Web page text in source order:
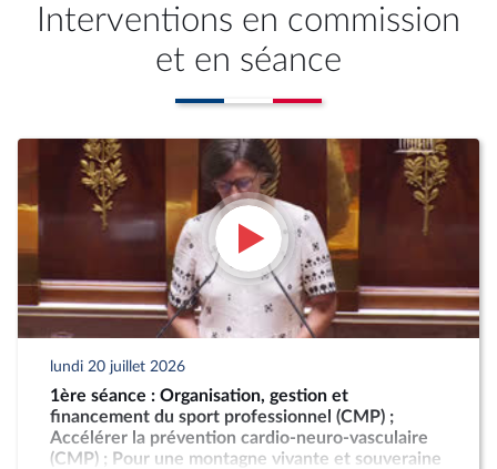
Interventions en commission
et en séance
lundi 20 juillet 2026
1ère séance : Organisation, gestion et
financement du sport professionnel (CMP) ;
Accélérer la prévention cardio-neuro-vasculaire
(CMP) ; Pour une montagne vivante et souveraine